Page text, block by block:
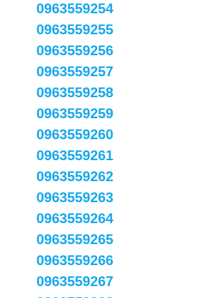
0963559254
0963559255
0963559256
0963559257
0963559258
0963559259
0963559260
0963559261
0963559262
0963559263
0963559264
0963559265
0963559266
0963559267